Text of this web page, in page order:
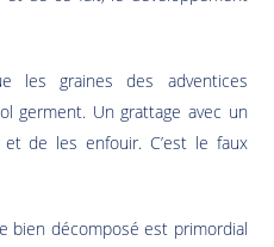
les graines des adventices
germent. Un grattage avec un
de les enfouir. C’est le faux
bien décomposé est primordial